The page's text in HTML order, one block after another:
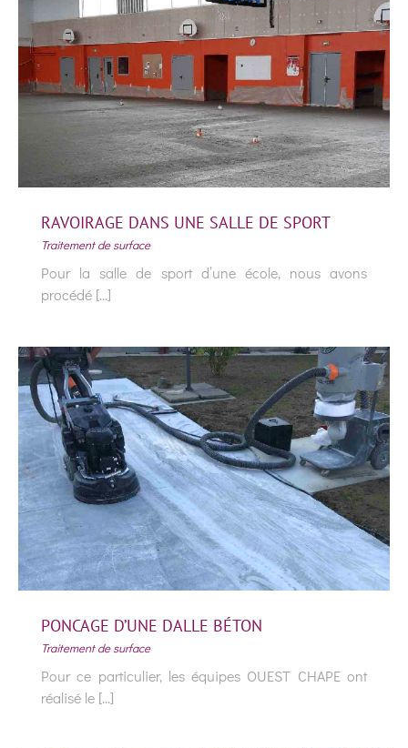
REMISE A NEUF DE CARREAUX DE
CIMENT
Traitement de surface
RAVOIRAGE DANS UNE SALLE DE SPORT
Traitement de surface
RAVOIRAGE DANS UNE SALLE DE SPORT
Traitement de surface
Pour la salle de sport d’une école, nous avons
procédé [...]
PONCAGE D’UNE DALLE BÉTON
Traitement de surface
Pour ce particulier, les équipes OUEST CHAPE ont
réalisé le [...]